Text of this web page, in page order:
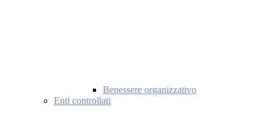
Benessere organizzativo
Enti controllati